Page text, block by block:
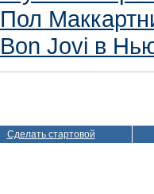
Пол
Bon Jovi в
Сделать стартовой